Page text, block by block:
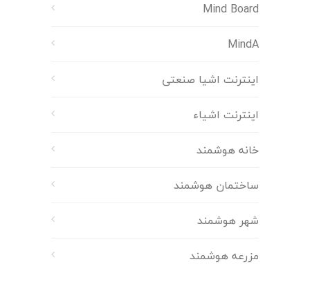
Mind Board
MindA
اینترنت اشیا صنعتی
اینترنت اشیاء
خانه هوشمند
ساختمان هوشمند
شهر هوشمند
مزرعه هوشمند